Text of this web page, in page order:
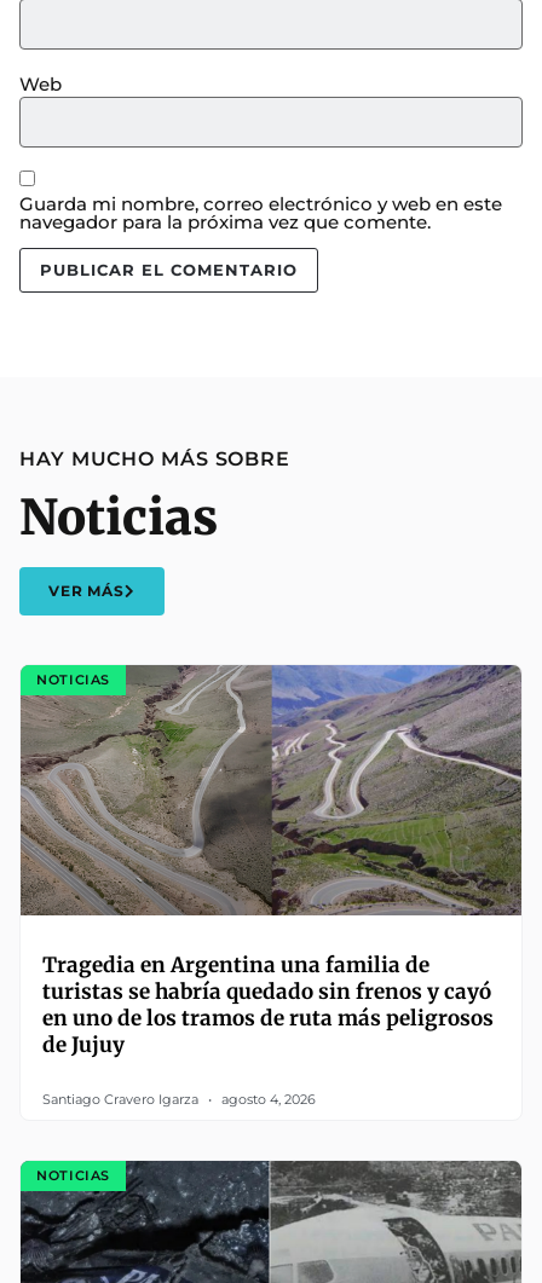
Web
Guarda mi nombre, correo electrónico y web en este
navegador para la próxima vez que comente.
HAY MUCHO MÁS SOBRE
Noticias
VER MÁS
NOTICIAS
Tragedia en Argentina una familia de
turistas se habría quedado sin frenos y cayó
en uno de los tramos de ruta más peligrosos
de Jujuy
Santiago Cravero Igarza agosto 4, 2026
NOTICIAS